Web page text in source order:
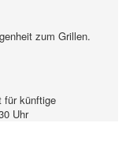
zum Grillen.
für künftige
Uhr